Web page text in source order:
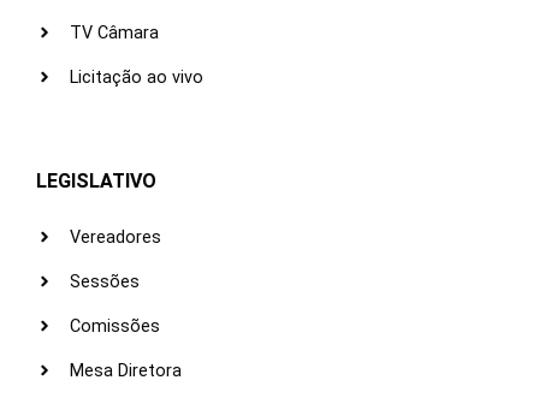
TV Câmara
Licitação ao vivo
LEGISLATIVO
Vereadores
Sessões
Comissões
Mesa Diretora